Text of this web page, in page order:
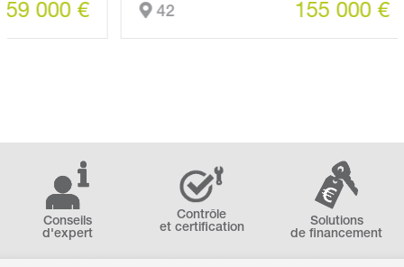
€ 155 000 €
Conseils
d'expert
Contrôle
et certification
Solutions
de financement